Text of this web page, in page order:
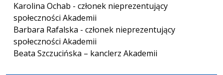
Karolina Ochab - członek nieprezentujący
społeczności Akademii
Barbara Rafalska - członek nieprezentujący
społeczności Akademii
Beata Szczucińska – kanclerz Akademii